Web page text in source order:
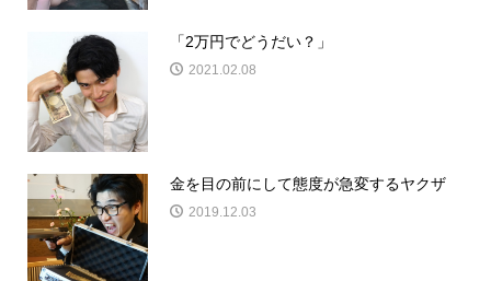
「2万円でどうだい？」
2021.02.08
金を目の前にして態度が急変するヤクザ
2019.12.03